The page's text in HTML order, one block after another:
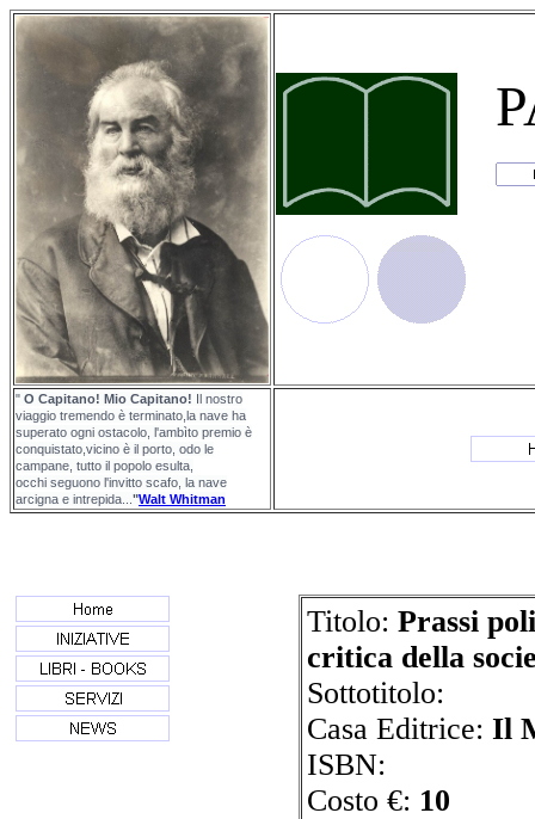
" O Capitano! Mio Capitano! Il nostro
viaggio tremendo è terminato,la nave ha
superato ogni ostacolo, l'ambìto premio è
conquistato,vicino è il porto, odo le
campane, tutto il popolo esulta,
occhi seguono l'invitto scafo, la nave
arcigna e intrepida... "Walt Whitman
Titolo:Prassi
critica della
Sottotitolo:
Casa Editrice:Il
ISBN:
Costo €: 10